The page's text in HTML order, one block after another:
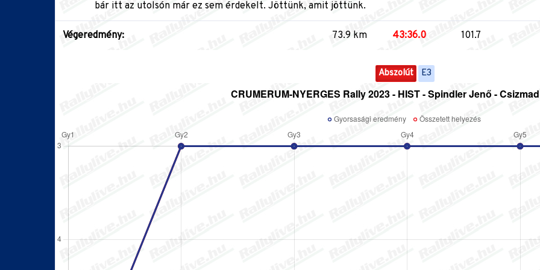
bár itt az utolsón már ez sem érdekelt. Jöttünk, amit jöttünk.
Végeredmény: 73.9 km 43:36.0 101.7
Abszolút E3